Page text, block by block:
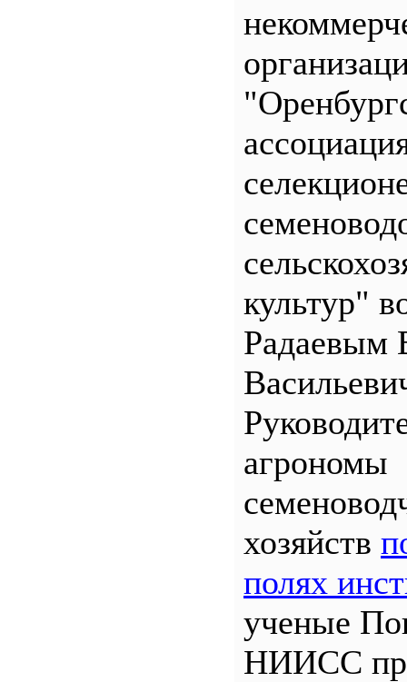
культур"
Радаевым
агрономы
хозяйств
полях
ученые
НИИСС